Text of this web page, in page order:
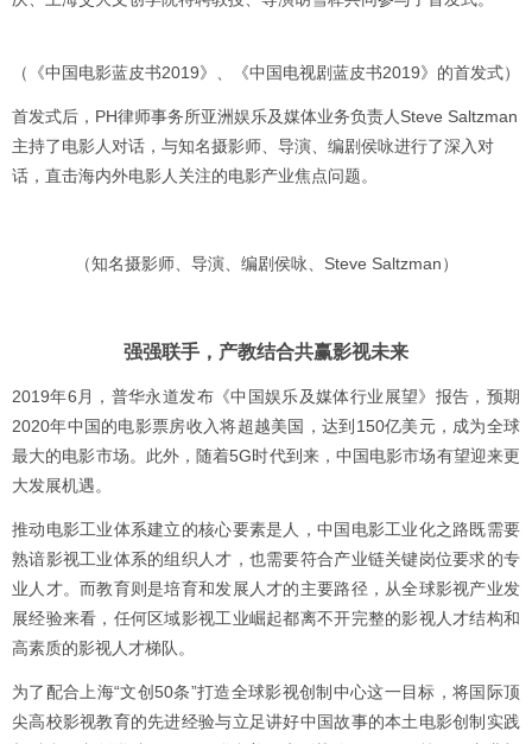
（《中国电影蓝皮书2019》、《中国电视剧蓝皮书2019》的首发式）
首发式后，PH律师事务所亚洲娱乐及媒体业务负责人Steve Saltzman
主持了电影人对话，与知名摄影师、导演、编剧侯咏进行了深入对
话，直击海内外电影人关注的电影产业焦点问题。
（知名摄影师、导演、编剧侯咏、Steve Saltzman）
强强联手，产教结合共赢影视未来
2019年6月，普华永道发布《中国娱乐及媒体行业展望》报告，预期
2020年中国的电影票房收入将超越美国，达到150亿美元，成为全球
最大的电影市场。此外，随着5G时代到来，中国电影市场有望迎来更
大发展机遇。
推动电影工业体系建立的核心要素是人，中国电影工业化之路既需要
熟谙影视工业体系的组织人才，也需要符合产业链关键岗位要求的专
业人才。而教育则是培育和发展人才的主要路径，从全球影视产业发
展经验来看，任何区域影视工业崛起都离不开完整的影视人才结构和
高素质的影视人才梯队。
为了配合上海“文创50条”打造全球影视创制中心这一目标，将国际顶
尖高校影视教育的先进经验与立足讲好中国故事的本土电影创制实践